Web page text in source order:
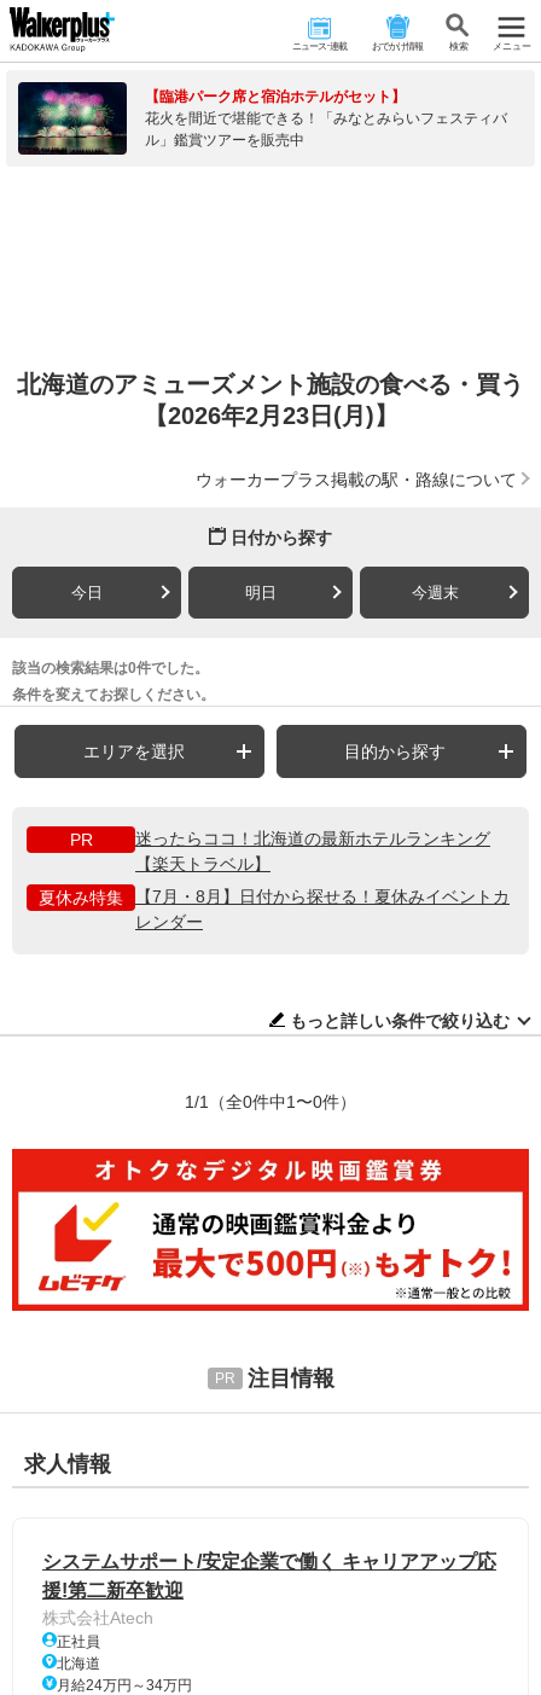
ニュース･連載 おでかけ情報 検 索 メニュー
【臨港パーク席と宿泊ホテルがセット】
花火を間近で堪能できる！「みなとみらいフェスティバ
ル」鑑賞ツアーを販売中
北海道のアミューズメント施設の食べる・買う
【2026年2月23日(月)】
ウォーカープラス掲載の駅・路線について
日付から探す
今日 明日 今週末
該当の検索結果は0件でした。
条件を変えてお探しください。
エリアを選択 目的から探す
PR
迷ったらココ！北海道の最新ホテルランキング
【楽天トラベル】
夏休み特集
【7月・8月】日付から探せる！夏休みイベントカ
レンダー
もっと詳しい条件で絞り込む
1/1 （全0件中1〜0件）
注目情報
求人情報
システムサポート/安定企業で働く キャリアアップ応
援!第二新卒歓迎
株式会社Atech
正社員
北海道
月給24万円～34万円